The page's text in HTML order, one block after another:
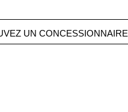
UN CONCESSIONNAIRE